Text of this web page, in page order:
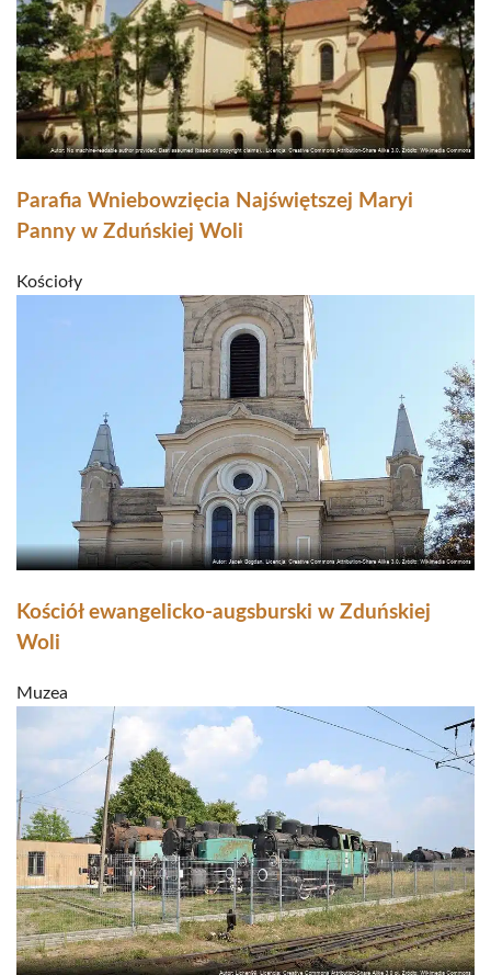
Parafia Wniebowzięcia Najświętszej Maryi
Panny w Zduńskiej Woli
Kościoły
Kościół ewangelicko-augsburski w Zduńskiej
Woli
Muzea